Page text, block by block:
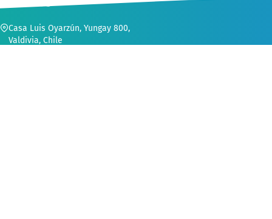
CONTACTO
Casa Luis Oyarzún, Yungay 800,
Valdivia, Chile